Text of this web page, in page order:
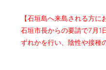
【石垣島へ来島される方に
石垣市長からの要請で7月1
ずれかを行い、陰性や接種